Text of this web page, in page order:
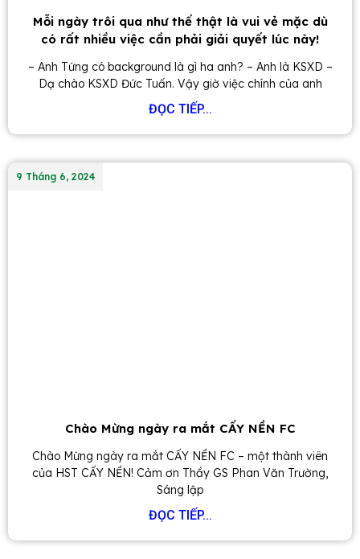
Mỗi ngày trôi qua như thế thật là vui vẻ mặc dù
có rất nhiều việc cần phải giải quyết lúc này!
– Anh Tứng có background là gì ha anh? – Anh là KSXD –
Dạ chào KSXD Đức Tuấn. Vậy giờ việc chính của anh
ĐỌC TIẾP...
Chào Mừng ngày ra mắt CẤY NỀN FC
9 Tháng 6, 2024
Chào Mừng ngày ra mắt CẤY NỀN FC – một thành viên
của HST CẤY NỀN! Cảm ơn Thầy GS Phan Văn Trường,
Sáng lập
ĐỌC TIẾP...